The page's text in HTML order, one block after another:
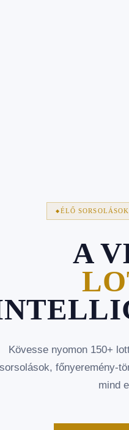
ÉLŐ
A
Kövesse nyomon 150+
főnyeremény-
mind